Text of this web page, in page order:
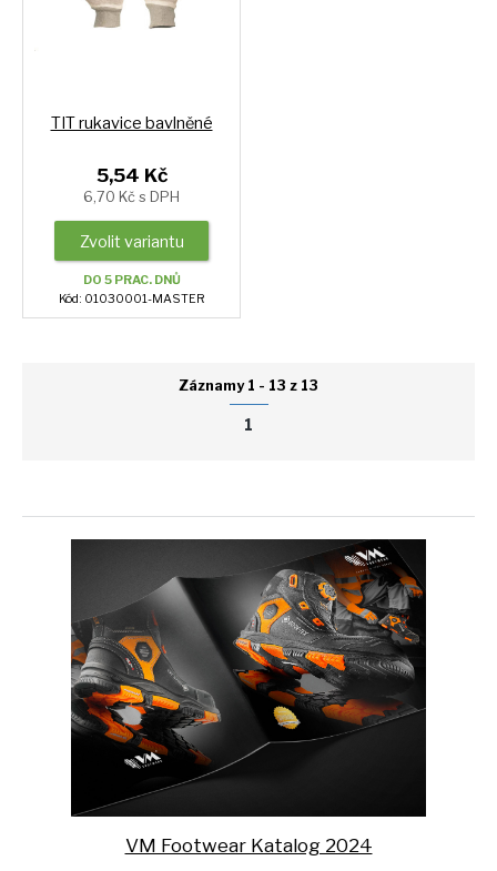
TIT rukavice bavlněné
5,54 Kč
6,70 Kč s DPH
Zvolit variantu
DO 5 PRAC. DNŮ
Kód: 01030001-MASTER
Záznamy 1 - 13 z 13
1
VM Footwear Katalog 2024